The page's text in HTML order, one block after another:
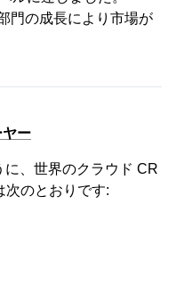
門の成長により市場が
ー
、世界のクラウド CR
次のとおりです: